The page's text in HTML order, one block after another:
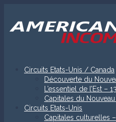
Circuits Etats-Unis / Canada
Découverte du
L’essentiel de l’Est –
Capitales du
Circuits Etats-Unis
Capitales culturelles